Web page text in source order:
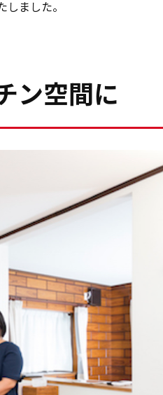
ました。
ン空間に